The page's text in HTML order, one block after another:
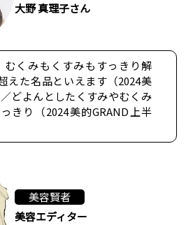
大野 真理子さん
むくみもくすみもすっきり解
えた名品といえます（2024美
どよんとしたくすみやむくみ
きり（2024美的GRAND上半
美容賢者
美容エディター